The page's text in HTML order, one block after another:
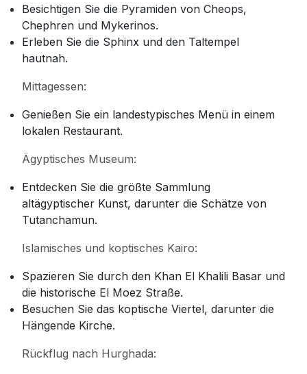
Besichtigen Sie die Pyramiden von Cheops,
Chephren und Mykerinos.
Erleben Sie die Sphinx und den Taltempel
hautnah.
Mittagessen:
Genießen Sie ein landestypisches Menü in einem
lokalen Restaurant.
Ägyptisches Museum:
Entdecken Sie die größte Sammlung
altägyptischer Kunst, darunter die Schätze von
Tutanchamun.
Islamisches und koptisches Kairo:
Spazieren Sie durch den Khan El Khalili Basar und
die historische El Moez Straße.
Besuchen Sie das koptische Viertel, darunter die
Hängende Kirche.
Rückflug nach Hurghada: